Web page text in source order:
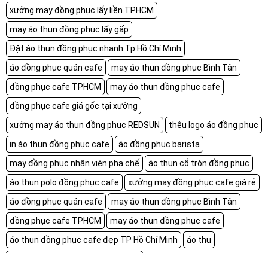
xưởng may đồng phục lấy liền TPHCM
may áo thun đồng phục lấy gấp
Đặt áo thun đồng phục nhanh Tp Hồ Chí Minh
áo đồng phục quán cafe
may áo thun đồng phục Bình Tân
đồng phục cafe TPHCM
may áo thun đồng phục cafe
đồng phục cafe giá gốc tại xưởng
xưởng may áo thun đồng phục REDSUN
thêu logo áo đồng phục
in áo thun đồng phục cafe
áo đồng phục barista
may đồng phục nhân viên pha chế
áo thun cổ tròn đồng phục
áo thun polo đồng phục cafe
xưởng may đồng phục cafe giá rẻ
áo đồng phục quán cafe
may áo thun đồng phục Bình Tân
đồng phục cafe TPHCM
may áo thun đồng phục cafe
áo thun đồng phục cafe đẹp TP Hồ Chí Minh
áo thu